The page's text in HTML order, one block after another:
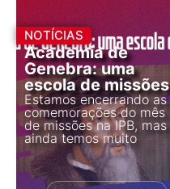
NOTÍCIAS
Academia de
Genebra: uma
escola de missões
Estamos encerrando as
comemorações do mês
de missões na IPB, mas
ainda temos muito